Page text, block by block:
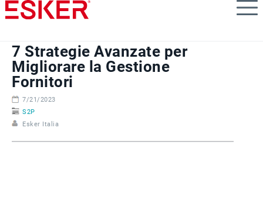
Skip
to
content
7 Strategie Avanzate per
Migliorare la Gestione
Fornitori
7/21/2023
S2P
Esker Italia